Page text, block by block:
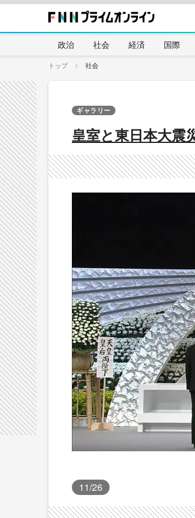
政治 社会 経済 国際
トップ 社会
皇室と東日本大
ギャラリー
11/26